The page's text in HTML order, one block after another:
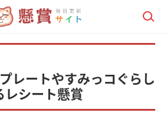
レートやすみっコぐらし
レシート懸賞